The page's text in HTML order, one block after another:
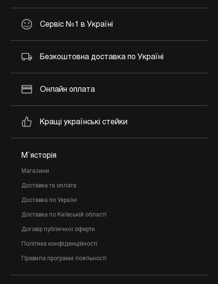
Сервіс №1 в Україні
Безкоштовна доставка по Україні
Онлайн оплата
Кращі українські стейки
М`ясторія
Магазини
Доставка та оплата
Доставка по Україні
Доставка по Київській області
Договір публичної оферти
Політика конфіденційності
Правила програми лояльності